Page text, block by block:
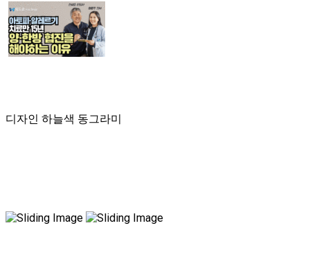
* 보존기간: 3개월
4. 개인정보 파기절차 및 방법
회사는 원칙적으로 앞서 말한 '3-(2) 보유기간'에 해당하지 않은 경우 해당 정
보를 지체없이 파기합니다. 파기절차 및 방법은 다음과 같습니다.
- 회원의 탈퇴 또는 서비스 중지가 일어날 경우 해당 정보를 파기합니다.
- 종이에 출력된 정보는 분쇄나 소각의 형태로 파기합니다.
화, 이메일로 연락하시면 바로 처리해드립니다.
이용자는 쿠키 설치에 대한 선택권을 가지고 있습니다. 이용자는 웹브라우저
에서 옵션을 설정함으로써 쿠키를 허용하거나, 쿠키가 저장될 때마다 확인을
디자인 하늘색 동그라미